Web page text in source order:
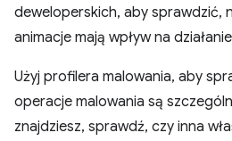
deweloperskich, aby sprawdzić,
animacje mają wpływ na
Użyj profilera malowania, aby
operacje malowania są
znajdziesz, sprawdź, czy inna